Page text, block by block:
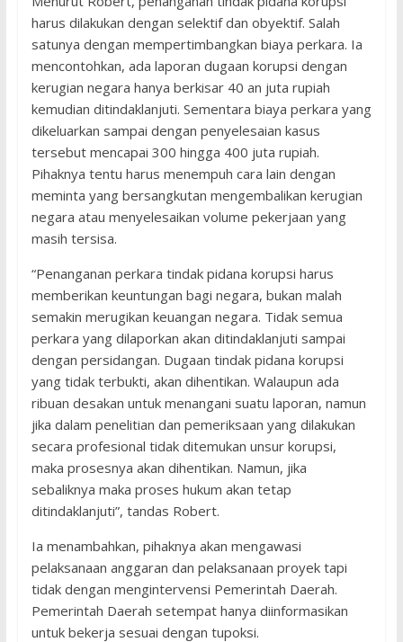
harus dilakukan dengan selektif dan obyektif. Salah
satunya dengan mempertimbangkan biaya perkara. Ia
mencontohkan, ada laporan dugaan korupsi dengan
kerugian negara hanya berkisar 40 an juta rupiah
kemudian ditindaklanjuti. Sementara biaya perkara yang
dikeluarkan sampai dengan penyelesaian kasus
tersebut mencapai 300 hingga 400 juta rupiah.
Pihaknya tentu harus menempuh cara lain dengan
meminta yang bersangkutan mengembalikan kerugian
negara atau menyelesaikan volume pekerjaan yang
masih tersisa.
“Penanganan perkara tindak pidana korupsi harus
memberikan keuntungan bagi negara, bukan malah
semakin merugikan keuangan negara. Tidak semua
perkara yang dilaporkan akan ditindaklanjuti sampai
dengan persidangan. Dugaan tindak pidana korupsi
yang tidak terbukti, akan dihentikan. Walaupun ada
ribuan desakan untuk menangani suatu laporan, namun
jika dalam penelitian dan pemeriksaan yang dilakukan
secara profesional tidak ditemukan unsur korupsi,
maka prosesnya akan dihentikan. Namun, jika
sebaliknya maka proses hukum akan tetap
ditindaklanjuti”, tandas Robert.
Ia menambahkan, pihaknya akan mengawasi
pelaksanaan anggaran dan pelaksanaan proyek tapi
tidak dengan mengintervensi Pemerintah Daerah.
Pemerintah Daerah setempat hanya diinformasikan
untuk bekerja sesuai dengan tupoksi.